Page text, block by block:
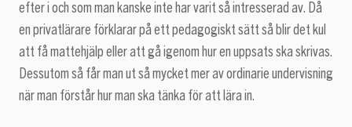
efter i och som man kanske inte har varit så intresserad av. Då
en privatlärare förklarar på ett pedagogiskt sätt så blir det kul
att få mattehjälp eller att gå igenom hur en uppsats ska skrivas.
Dessutom så får man ut så mycket mer av ordinarie undervisning
när man förstår hur man ska tänka för att lära in.